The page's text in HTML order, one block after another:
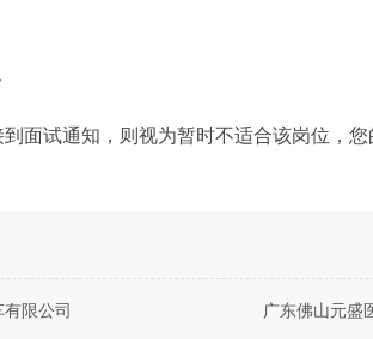
面试通知，则视为暂时不适合该岗位，
限公司 广东佛山元盛